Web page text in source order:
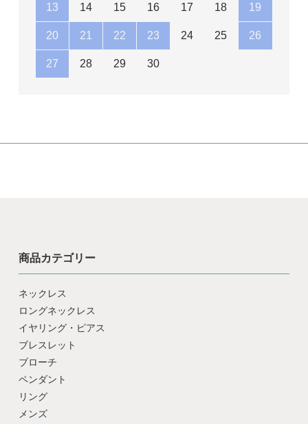
13 14 15 16 17 18 19
20 21 22 23 24 25 26
27 28 29 30
商品カテゴリー
ネックレス
ロングネックレス
イヤリング・ピアス
ブレスレット
ブローチ
ペンダント
リング
メンズ